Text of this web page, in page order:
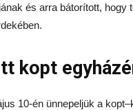
és arra bátorított, hogy
kopt
10-én ünnepeljük a